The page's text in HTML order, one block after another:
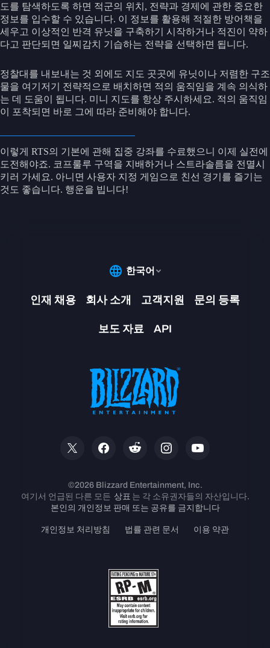
도를 탐색하도록 하면 적군의 위치, 전략과 경제에 관한 중요한
정보를 입수할 수 있습니다. 이 정보를 활용해 적절한 방어책을
세우고 이상적인 반격 유닛을 구축하기 시작하거나 적진이 약하
다고 판단되면 일찌감치 기습하는 전략을 선택하면 됩니다.
정찰대를 내보내는 것 외에도 지도 곳곳에 유닛이나 저렴한 구조
물을 여기저기 전략적으로 배치하면 적의 움직임을 계속 의식하
는 데 도움이 됩니다. 미니 지도를 항상 주시하세요. 적의 움직임
이 포착되면 바로 그에 따라 준비해야 합니다.
이렇게 RTS의 기본에 관해 집중 강좌를 수료했으니 이제 실전에
도전해야죠. 코프룰루 구역을 지배하거나 스트라솔름을 전멸시
키러 가세요. 아니면 사용자 지정 게임으로 친선 경기를 즐기는
것도 좋습니다. 행운을 빕니다!